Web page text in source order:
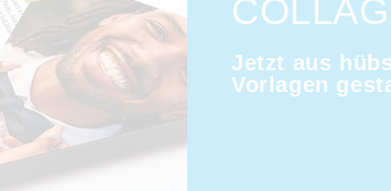
Jetzt aus
Vorlagen